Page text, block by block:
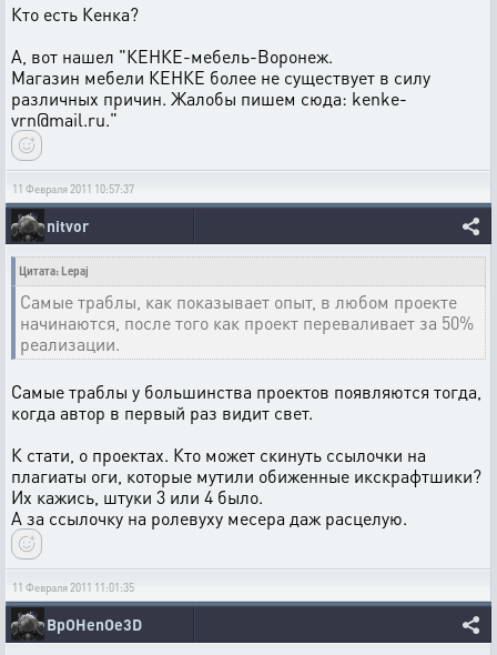
Кто есть Кенка?
А, вот нашел "КЕНКЕ-мебель-Воронеж.
Магазин мебели КЕНКЕ более не существует в силу
различных причин. Жалобы пишем сюда: kenke-
vrn@mail.ru."
11 Февраля 2011 10:57:37
nitvor
Цитата: Lepaj
Самые траблы, как показывает опыт, в любом проекте
начинаются, после того как проект переваливает за 50%
реализации.
Самые траблы у большинства проектов появляются тогда,
когда автор в первый раз видит свет.
К стати, о проектах. Кто может скинуть ссылочки на
плагиаты оги, которые мутили обиженные икскрафтшики?
Их кажись, штуки 3 или 4 было.
А за ссылочку на ролевуху месера даж расцелую.
11 Февраля 2011 11:01:35
BpOHenOe3D